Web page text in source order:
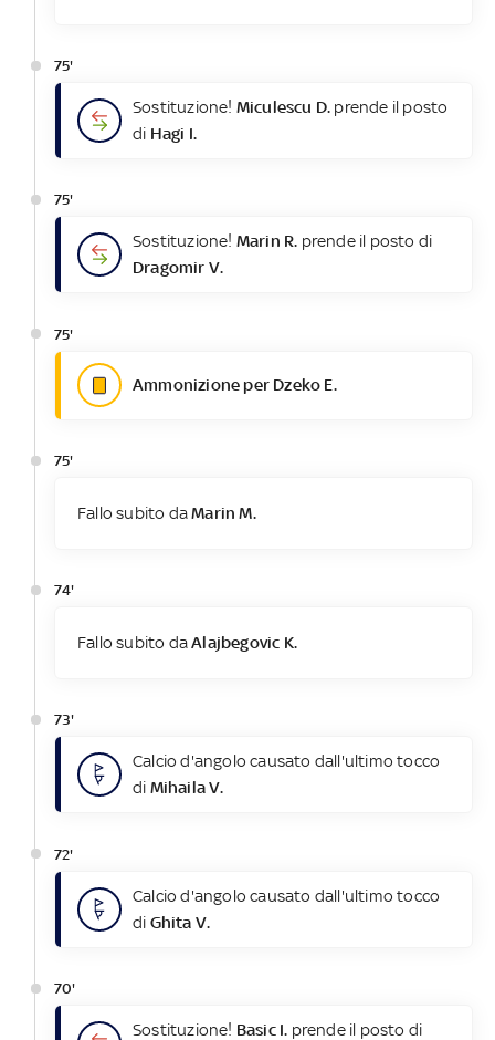
75'
Sostituzione! Miculescu D. prende il posto
di Hagi I.
75'
Sostituzione! Marin R. prende il posto di
Dragomir V.
75'
Ammonizione per Dzeko E.
75'
Fallo subito daMarin M.
74'
Fallo subito daAlajbegovic K.
73'
Calcio d'angolo causato dall'ultimo tocco
di Mihaila V.
72'
Calcio d'angolo causato dall'ultimo tocco
di Ghita V.
70'
Sostituzione! Basic I. prende il posto di